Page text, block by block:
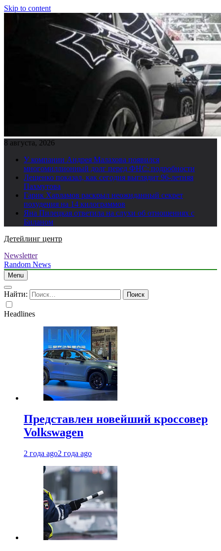
Skip to content
8 августа, 2026
У компании Андрея Малахова появился
многомиллионный долг перед ФНС: подробности
Лещенко показал, как сегодня выглядит 96-летняя
Пахмутова
Гарик Харламов раскрыл неожиданный секрет
похудения на 14 килограммов
Яна Пилецкая ответила на слухи об отношениях с
Биланом
Детейлинг центр
Newsletter
Random News
Menu
Найти:
Headlines
Представлен новейший кроссовер
Volkswagen
2 года ago2 года ago